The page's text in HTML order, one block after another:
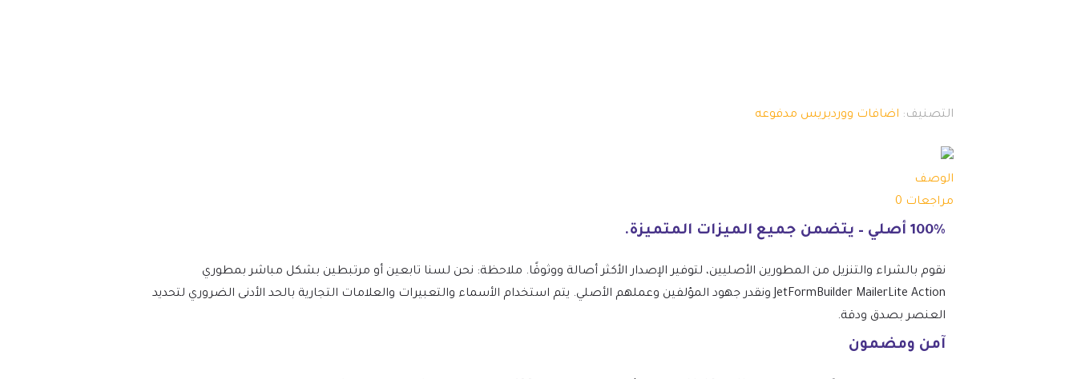
التصنيف: اضافات ووردبريس مدفوعه
الوصف
مراجعات 0
100% أصلي – يتضمن جميع الميزات المتميزة.
نقوم بالشراء والتنزيل من المطورين الأصليين، لتوفير الإصدار الأكثر أصالة ووثوقًا. ملاحظة: نحن لسنا تابعين أو مرتبطين بشكل مباشر بمطوري
JetFormBuilder MailerLite Action ونقدر جهود المؤلفين وعملهم الأصلي. يتم استخدام الأسماء والتعبيرات والعلامات التجارية بالحد الأدنى الضروري لتحديد
العنصر بصدق ودقة.
آمن ومضمون